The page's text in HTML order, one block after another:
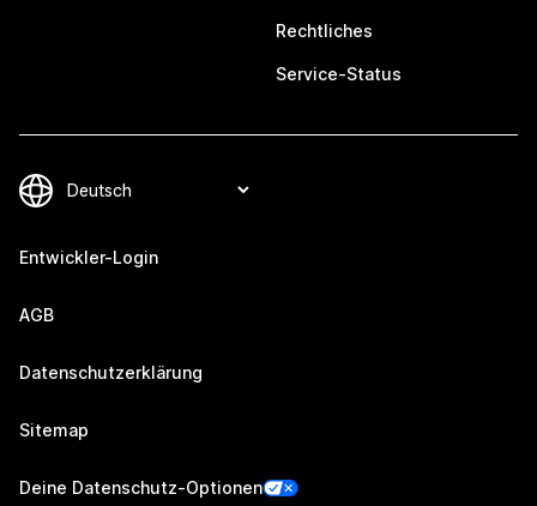
Rechtliches
Service-Status
Entwickler-Login
AGB
Datenschutzerklärung
Sitemap
Deine Datenschutz-Optionen